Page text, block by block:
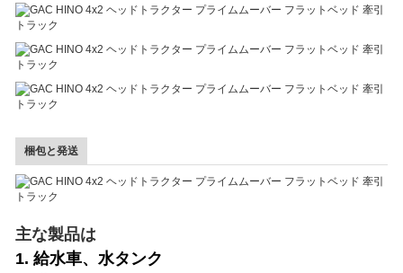
梱包と発送
主な製品は
1. 給水車、水タンク